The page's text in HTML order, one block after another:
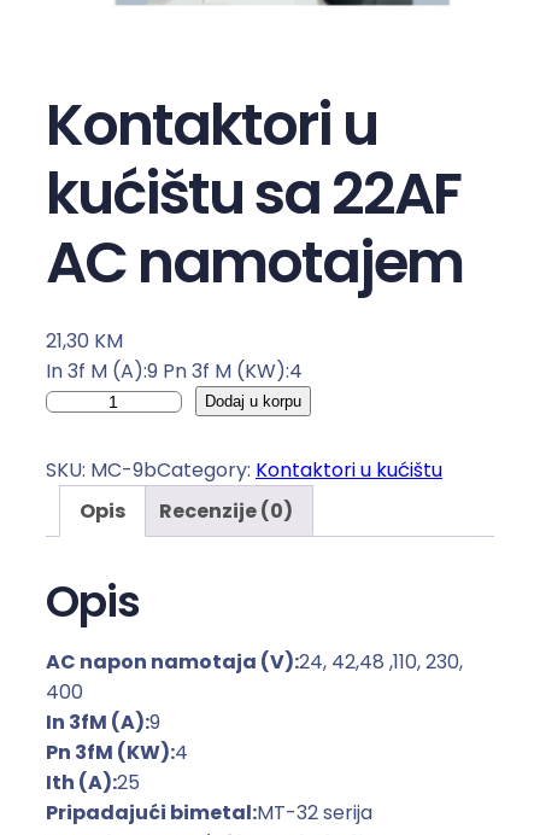
Kontaktori u
kućištu sa 22AF
AC namotajem
21,30 KM
In 3f M (A):9 Pn 3f M (KW):4
K
n
o
i
u
k
u
ć
i
Dodaj u korpu
SKU: MC-9bCategory: Kontaktori u kućištu
Opis
Recenzije (0)
Opis
AC napon namotaja (V):24, 42,48 ,110, 230,
400
In 3fM (A):9
Pn 3fM (KW):4
Ith (A):25
Pripadajući bimetal:MT-32 serija